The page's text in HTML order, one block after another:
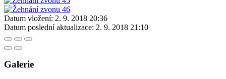
Datum vložení: 2. 9. 2018 20:36
Datum poslední aktualizace: 2. 9. 2018 21:10
Galerie